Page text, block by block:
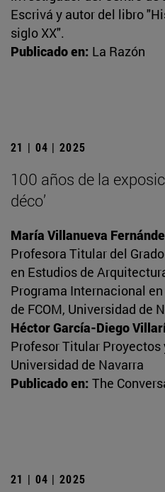
Escrivá y autor del libro
siglo XX".
Publicado en: La Razón
21 | 04 | 2025
100 años de la
déco’
María Villanueva
Profesora Titular del
en Estudios de
Programa Internacional
de FCOM, Universidad de
Héctor García-Diego
Profesor Titular
Universidad de Navarra
Publicado en: The
21 | 04 | 2025